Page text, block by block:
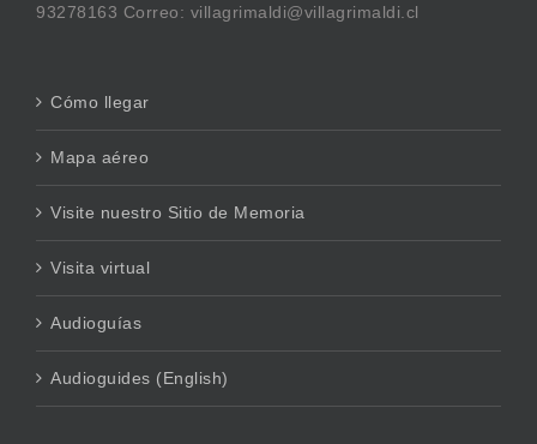
93278163 Correo: villagrimaldi@villagrimaldi.cl
Cómo llegar
Mapa aéreo
Visite nuestro Sitio de Memoria
Visita virtual
Audioguías
Audioguides (English)